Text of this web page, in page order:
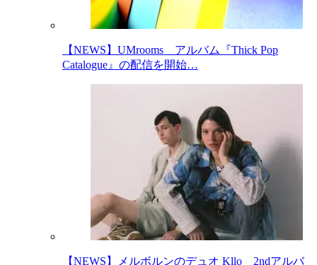
【NEWS】UMrooms アルバム『Thick Pop
Catalogue』の配信を開始…
【NEWS】メルボルンのデュオ Kllo 2ndアルバ